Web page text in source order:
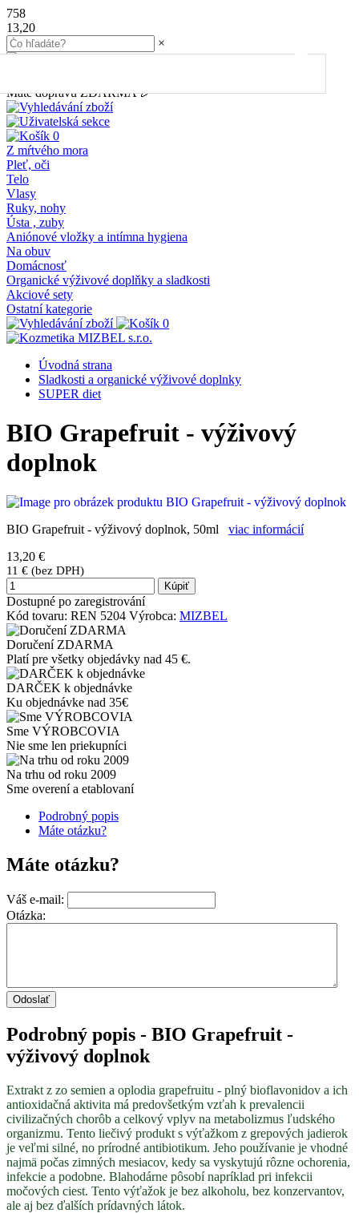
758
13,20
×
Máte dopravu ZDARMA 🎉
0
Z mŕtvého mora
Pleť, oči
Telo
Vlasy
Ruky, nohy
Ústa , zuby
Aniónové vložky a intímna hygiena
Na obuv
Domácnosť
Organické výživové doplňky a sladkosti
Akciové sety
Ostatní kategorie
0
Úvodná strana
Sladkosti a organické výživové doplnky
SUPER diet
BIO Grapefruit - výživový
doplnok
BIO Grapefruit - výživový doplnok, 50ml viac informácií
13,20 €
11 € (bez DPH)
Kúpiť
Dostupné po zaregistrování
Kód tovaru: REN 5204 Výrobca: MIZBEL
Doručení ZDARMA
Platí pre všetky objedávky nad 45 €.
DARČEK k objednávke
Ku objednávke nad 35€
Sme VÝROBCOVIA
Nie sme len priekupníci
Na trhu od roku 2009
Sme overení a etablovaní
Podrobný popis
Máte otázku?
Máte otázku?
Váš e-mail:
Otázka:
Podrobný popis - BIO Grapefruit -
výživový doplnok
Extrakt z zo semien a oplodia grapefruitu - plný bioflavonidov a ich
antioxidačná aktivita má predovšetkým vzťah k prevalencii
civilizačných chorôb a celkový vplyv na metabolizmus ľudského
organizmu. Tento liečivý produkt s výťažkom z grepových jadierok
je veľmi silné, no prírodné antibiotikum. Jeho používanie je vhodné
najmä počas zimných mesiacov, kedy sa vyskytujú rôzne ochorenia,
infekcie a podobne. Blahodárne pôsobí napríklad pri infekcii
močových ciest. Tento výťažok je bez alkoholu, bez konzervantov,
ale aj bez ďalších prídavných látok.